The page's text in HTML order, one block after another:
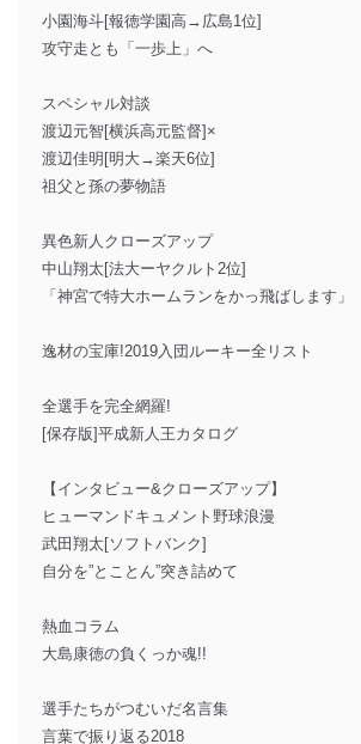
小園海斗[報徳学園高→広島1位]
攻守走とも「一歩上」へ
スペシャル対談
渡辺元智[横浜高元監督]×
渡辺佳明[明大→楽天6位]
祖父と孫の夢物語
異色新人クローズアップ
中山翔太[法大ーヤクルト2位]
「神宮で特大ホームランをかっ飛ばします」
逸材の宝庫!2019入団ルーキー全リスト
全選手を完全網羅!
[保存版]平成新人王カタログ
【インタビュー&クローズアップ】
ヒューマンドキュメント野球浪漫
武田翔太[ソフトバンク]
自分を”とことん”突き詰めて
熱血コラム
大島康徳の負くっか魂!!
選手たちがつむいだ名言集
言葉で振り返る2018